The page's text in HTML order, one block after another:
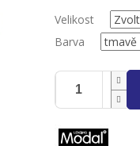
Velikost
Barva